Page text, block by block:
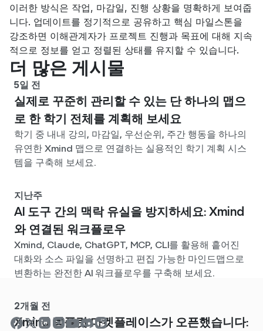
이러한 방식은 작업, 마감일, 진행 상황을 명확하게 보여줍
니다. 업데이트를 정기적으로 공유하고 핵심 마일스톤을
강조하면 이해관계자가 프로젝트 진행과 목표에 대해 지속
적으로 정보를 얻고 정렬된 상태를 유지할 수 있습니다.
더 많은 게시물
5일 전
실제로 꾸준히 관리할 수 있는 단 하나의 맵으
로 한 학기 전체를 계획해 보세요
학기 중 내내 강의, 마감일, 우선순위, 주간 행동을 하나의
유연한 Xmind 맵으로 연결하는 실용적인 학기 계획 시스
템을 구축해 보세요.
지난주
AI 도구 간의 맥락 유실을 방지하세요: Xmind
와 연결된 워크플로우
Xmind, Claude, ChatGPT, MCP, CLI를 활용해 흩어진
대화와 소스 파일을 선명하고 편집 가능한 마인드맵으로
변환하는 완전한 AI 워크플로우를 구축해 보세요.
2개월 전
Xmind 템플릿 마켓플레이스가 오픈했습니다: